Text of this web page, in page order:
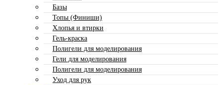
Базы
Топы (Финиши)
Хлопья и втирки
Гель-краска
Полигели для моделирования
Гели для моделирования
Полигели для моделирования
Уход для рук